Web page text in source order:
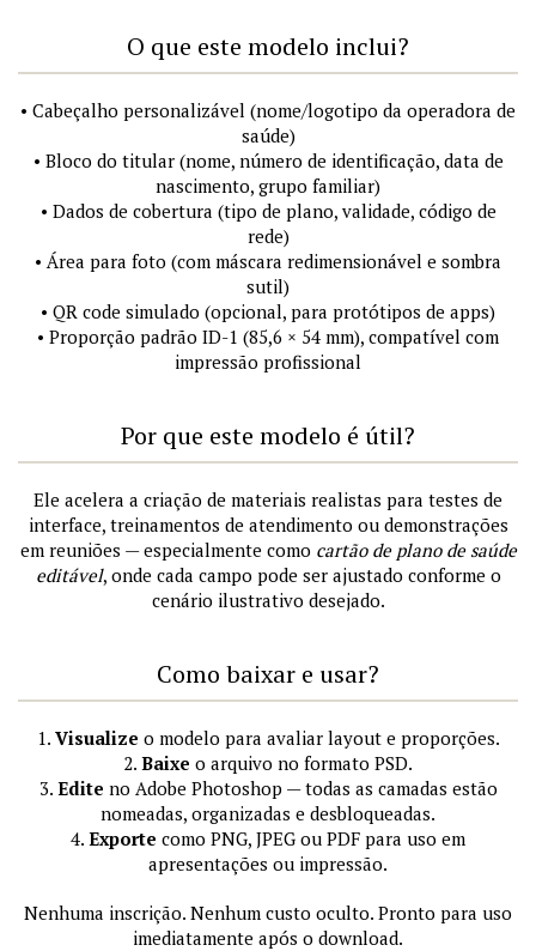
O que este modelo inclui?
• Cabeçalho personalizável (nome/logotipo da operadora de
saúde)
• Bloco do titular (nome, número de identificação, data de
nascimento, grupo familiar)
• Dados de cobertura (tipo de plano, validade, código de
rede)
• Área para foto (com máscara redimensionável e sombra
sutil)
• QR code simulado (opcional, para protótipos de apps)
• Proporção padrão ID-1 (85,6 × 54 mm), compatível com
impressão profissional
Por que este modelo é útil?
Ele acelera a criação de materiais realistas para testes de
interface, treinamentos de atendimento ou demonstrações
em reuniões — especialmente como cartão de plano de saúde
editável, onde cada campo pode ser ajustado conforme o
cenário ilustrativo desejado.
Como baixar e usar?
1. Visualize o modelo para avaliar layout e proporções.
2. Baixe o arquivo no formato PSD.
3. Edite no Adobe Photoshop — todas as camadas estão
nomeadas, organizadas e desbloqueadas.
4. Exporte como PNG, JPEG ou PDF para uso em
apresentações ou impressão.
Nenhuma inscrição. Nenhum custo oculto. Pronto para uso
imediatamente após o download.